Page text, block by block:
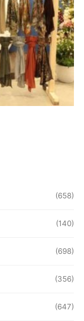
(658)
(140)
(698)
(356)
(647)